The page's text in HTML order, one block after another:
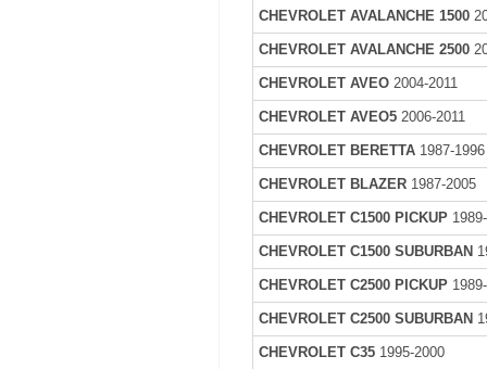
CHEVROLET AVALANCHE 1500
CHEVROLET AVALANCHE 2500
CHEVROLET AVEO2004-2011
CHEVROLET AVEO52006-2011
CHEVROLET BERETTA 1987-1996
CHEVROLET BLAZER 1987-2005
CHEVROLET C1500 PICKUP
CHEVROLET C1500 SUBURBAN
CHEVROLET C2500 PICKUP
CHEVROLET C2500 SUBURBAN
CHEVROLET C35 1995-2000